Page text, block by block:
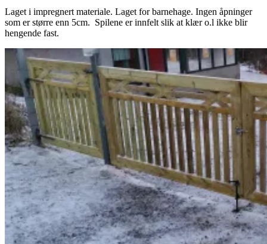
Laget i impregnert materiale. Laget for barnehage. Ingen åpninger
som er større enn 5cm. Spilene er innfelt slik at klær o.l ikke blir
hengende fast.